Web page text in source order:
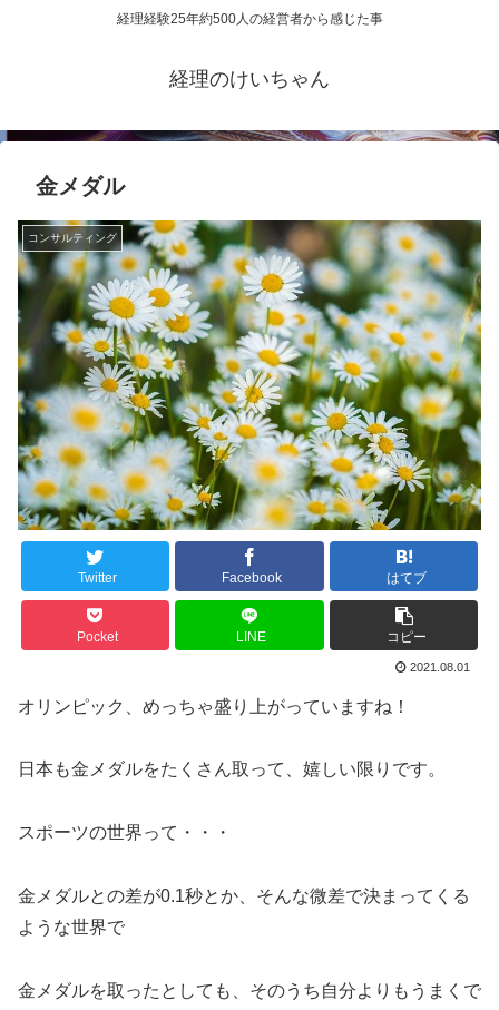
経理経験25年約500人の経営者から感じた事
経理のけいちゃん
金メダル
コンサルティング
Twitter Facebook はてブ
Pocket LINE コピー
2021.08.01
オリンピック、めっちゃ盛り上がっていますね！
日本も金メダルをたくさん取って、嬉しい限りです。
スポーツの世界って・・・
金メダルとの差が0.1秒とか、そんな微差で決まってくる
ような世界で
金メダルを取ったとしても、そのうち自分よりもうまくで